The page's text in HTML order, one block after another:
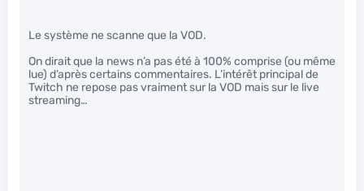
Le système ne scanne que la VOD.
On dirait que la news n’a pas été à 100% comprise (ou même
lue) d’après certains commentaires. L’intérêt principal de
Twitch ne repose pas vraiment sur la VOD mais sur le live
streaming…